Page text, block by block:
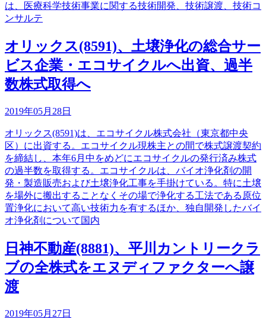
は、医療科学技術事業に関する技術開発、技術譲渡、技術コ
ンサルテ
オリックス(8591)、土壌浄化の総合サー
ビス企業・エコサイクルへ出資、過半
数株式取得へ
2019年05月28日
オリックス(8591)は、エコサイクル株式会社（東京都中央
区）に出資する。エコサイクル現株主との間で株式譲渡契約
を締結し、本年6月中をめどにエコサイクルの発行済み株式
の過半数を取得する。エコサイクルは、バイオ浄化剤の開
発・製造販売および土壌浄化工事を手掛けている。特に土壌
を場外に搬出することなくその場で浄化する工法である原位
置浄化において高い技術力を有するほか、独自開発したバイ
オ浄化剤について国内
日神不動産(8881)、平川カントリークラ
ブの全株式をエヌディファクターへ譲
渡
2019年05月27日